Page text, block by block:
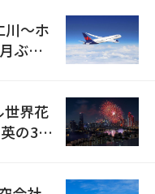
川〜ホ
ぶり
世界花
の3カ